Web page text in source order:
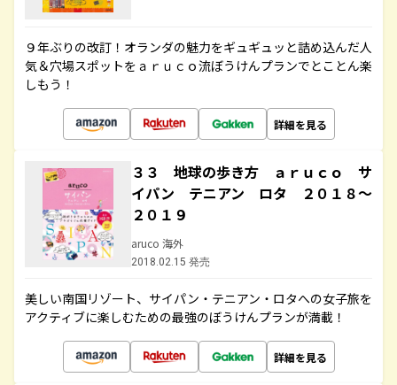
９年ぶりの改訂！オランダの魅力をギュギュッと詰め込んだ人
気＆穴場スポットをａｒｕｃｏ流ぼうけんプランでとことん楽
しもう！
詳細を見る
３３ 地球の歩き方 ａｒｕｃｏ サ
イパン テニアン ロタ ２０１８～
２０１９
aruco 海外
2018.02.15 発売
美しい南国リゾート、サイパン・テニアン・ロタへの女子旅を
アクティブに楽しむための最強のぼうけんプランが満載！
詳細を見る